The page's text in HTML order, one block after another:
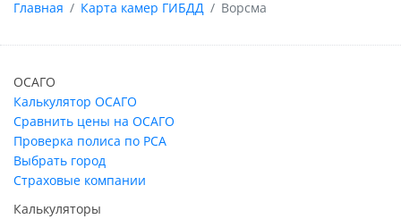
Главная Карта камер ГИБДД Ворсма
ОСАГО
Калькулятор ОСАГО
Сравнить цены на ОСАГО
Проверка полиса по РСА
Выбрать город
Страховые компании
Калькуляторы